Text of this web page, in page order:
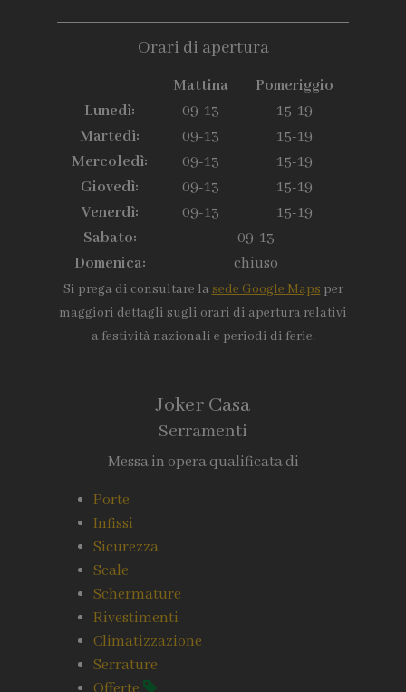
Orari di apertura
Mattina
Pomeriggio
Lunedì:
09-13
15-19
Martedì:
09-13
15-19
Mercoledì:
09-13
15-19
Giovedì:
09-13
15-19
Venerdì:
09-13
15-19
Sabato:
09-13
Domenica:
chiuso
Si prega di consultare la sede Google Maps per
maggiori dettagli sugli orari di apertura relativi
a festività nazionali e periodi di ferie.
Joker Casa
Serramenti
Messa in opera qualificata di
Porte
Infissi
Sicurezza
Scale
Schermature
Rivestimenti
Climatizzazione
Serrature